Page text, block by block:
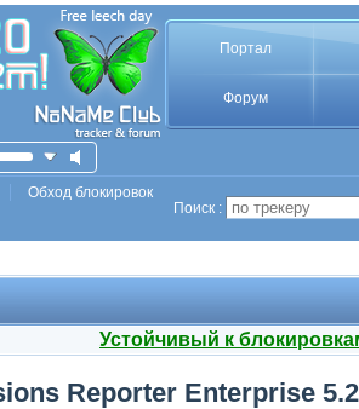
Портал
Форум
Обход блокировок
Поиск :
Устойчивый к
Reporter Enterprise